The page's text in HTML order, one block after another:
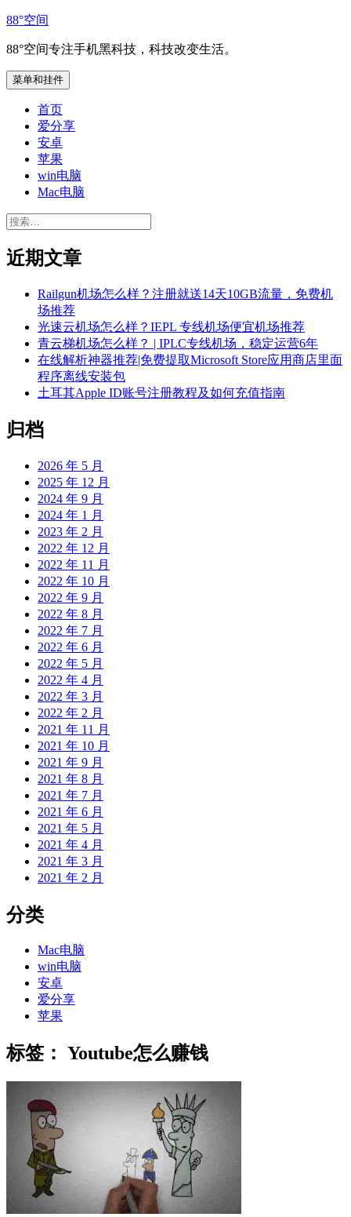
跳
内
容
88°空间
88°空间专注手机黑科技，科技改变生活。
菜单和挂件
首页
爱分享
安卓
苹果
win电脑
Mac电脑
搜
近期文章
Railgun机场怎么样？注册就送14天10GB流量，免费机
场推荐
光速云机场怎么样？IEPL 专线机场便宜机场推荐
青云梯机场怎么样？ | IPLC专线机场，稳定运营6年
在线解析神器推荐|免费提取Microsoft Store应用商店里面
程序离线安装包
土耳其Apple ID账号注册教程及如何充值指南
归档
2026 年 5 月
2025 年 12 月
2024 年 9 月
2024 年 1 月
2023 年 2 月
2022 年 12 月
2022 年 11 月
2022 年 10 月
2022 年 9 月
2022 年 8 月
2022 年 7 月
2022 年 6 月
2022 年 5 月
2022 年 4 月
2022 年 3 月
2022 年 2 月
2021 年 11 月
2021 年 10 月
2021 年 9 月
2021 年 8 月
2021 年 7 月
2021 年 6 月
2021 年 5 月
2021 年 4 月
2021 年 3 月
2021 年 2 月
分类
Mac电脑
win电脑
安卓
爱分享
苹果
标签： Youtube怎么赚钱